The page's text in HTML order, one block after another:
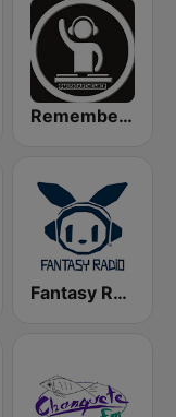
Remember Vip Techno
Fantasy Radio UK